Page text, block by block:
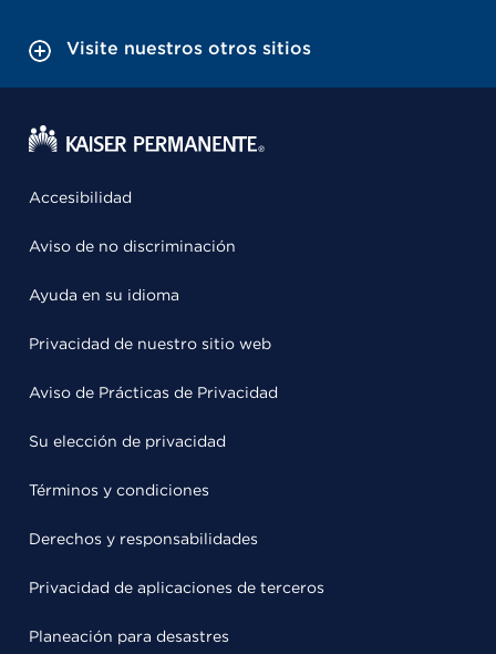
Visite nuestros otros sitios
Accesibilidad
Aviso de no discriminación
Ayuda en su idioma
Privacidad de nuestro sitio web
Aviso de Prácticas de Privacidad
Su elección de privacidad
Términos y condiciones
Derechos y responsabilidades
Privacidad de aplicaciones de terceros
Planeación para desastres